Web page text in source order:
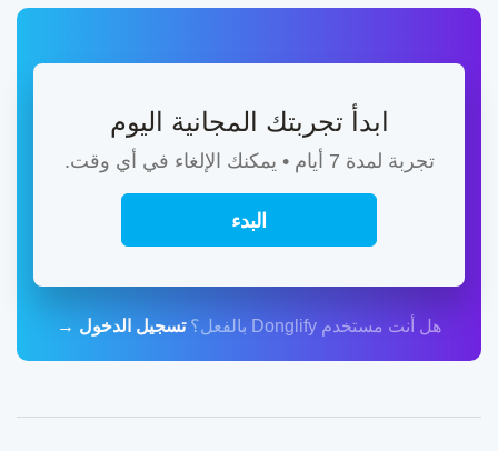
ابدأ تجربتك المجانية اليوم
تجربة لمدة 7 أيام • يمكنك الإلغاء في أي وقت.
البدء
هل أنت مستخدم Donglify بالفعل؟ تسجيل الدخول →